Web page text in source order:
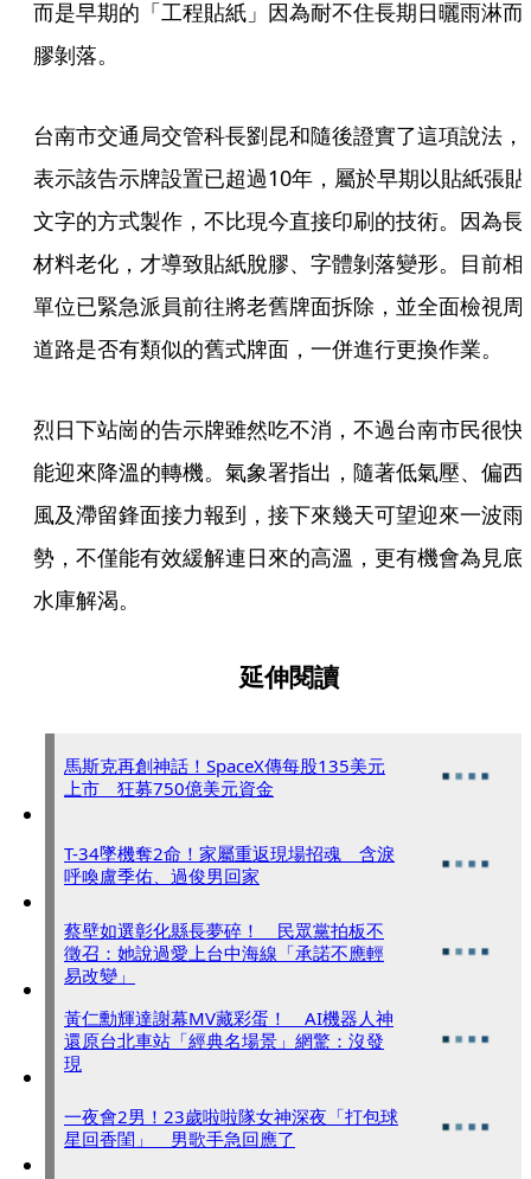
而是早期的「工程貼紙」因為耐不住長期日曬雨淋而
膠剝落。
台南市交通局交管科長劉昆和隨後證實了這項說法，
表示該告示牌設置已超過10年，屬於早期以貼紙張貼
文字的方式製作，不比現今直接印刷的技術。因為長
材料老化，才導致貼紙脫膠、字體剝落變形。目前相
單位已緊急派員前往將老舊牌面拆除，並全面檢視周
道路是否有類似的舊式牌面，一併進行更換作業。
烈日下站崗的告示牌雖然吃不消，不過台南市民很快
能迎來降溫的轉機。氣象署指出，隨著低氣壓、偏西
風及滯留鋒面接力報到，接下來幾天可望迎來一波雨
勢，不僅能有效緩解連日來的高溫，更有機會為見底
水庫解渴。
延伸閱讀
馬斯克再創神話！SpaceX傳每股135美元
上市 狂募750億美元資金
T-34墜機奪2命！家屬重返現場招魂 含淚
呼喚盧季佑、過俊男回家
蔡壁如選彰化縣長夢碎！ 民眾黨拍板不
徵召：她說過愛上台中海線「承諾不應輕
易改變」
黃仁勳輝達謝幕MV藏彩蛋！ AI機器人神
還原台北車站「經典名場景」網驚：沒發
現
一夜會2男！23歲啦啦隊女神深夜「打包球
星回香閨」 男歌手急回應了